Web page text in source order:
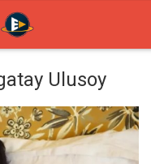
Ulusoy